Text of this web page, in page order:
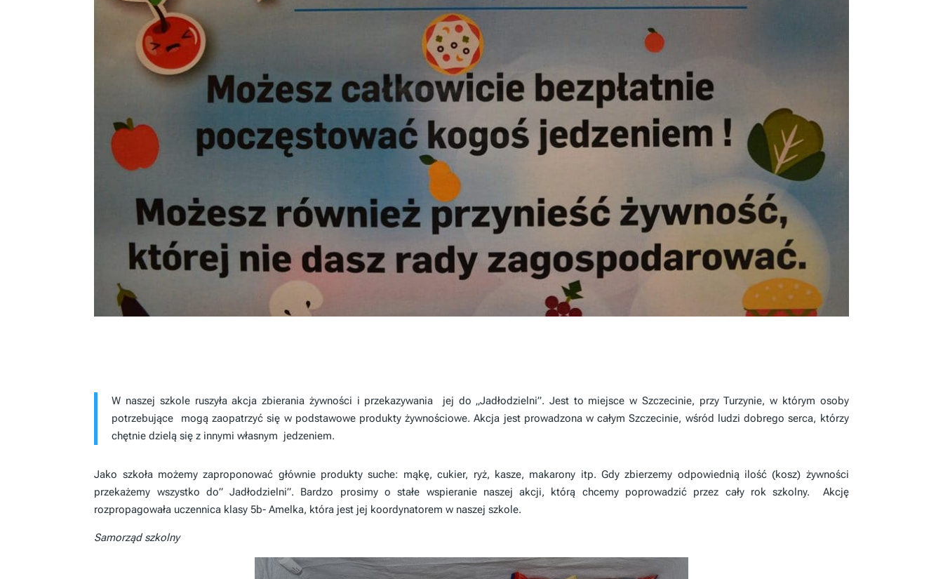
W naszej szkole ruszyła akcja zbierania żywności i przekazywania jej do „Jadłodzielni”. Jest to miejsce w Szczecinie, przy Turzynie, w którym osoby
potrzebujące mogą zaopatrzyć się w podstawowe produkty żywnościowe. Akcja jest prowadzona w całym Szczecinie, wśród ludzi dobrego serca, którzy
chętnie dzielą się z innymi własnym jedzeniem.
Jako szkoła możemy zaproponować głównie produkty suche: mąkę, cukier, ryż, kasze, makarony itp. Gdy zbierzemy odpowiednią ilość (kosz) żywności
przekażemy wszystko do” Jadłodzielni”. Bardzo prosimy o stałe wspieranie naszej akcji, którą chcemy poprowadzić przez cały rok szkolny. Akcję
rozpropagowała uczennica klasy 5b- Amelka, która jest jej koordynatorem w naszej szkole.
Samorząd szkolny